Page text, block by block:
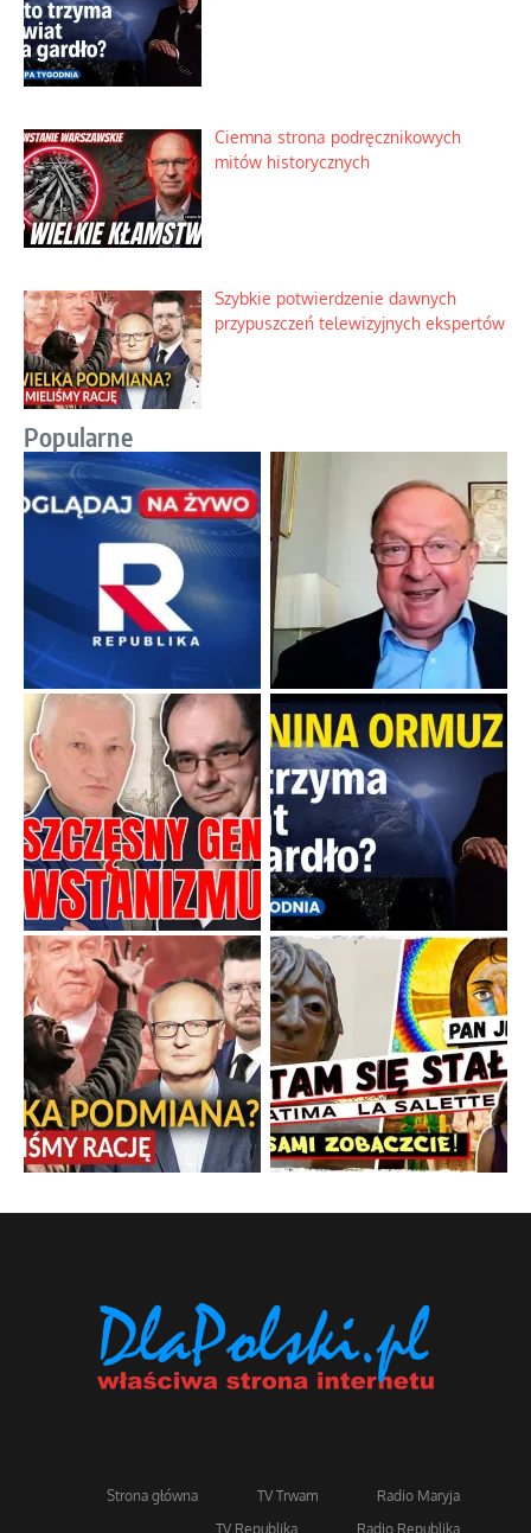
Ciemna strona podręcznikowych
mitów historycznych
Szybkie potwierdzenie dawnych
przypuszczeń telewizyjnych ekspertów
Popularne
Strona główna TV Trwam
Radio Maryja
TV Republika
Radio Republika